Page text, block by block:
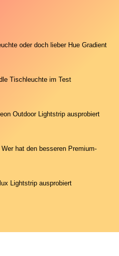
oder doch lieber Hue Gradient
Tischleuchte im Test
Outdoor Lightstrip ausprobiert
hat den besseren Premium-
Lightstrip ausprobiert